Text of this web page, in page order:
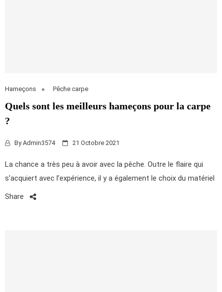
Hameçons Pêche carpe
Quels sont les meilleurs hameçons pour la carpe
?
ByAdmin3574 21 Octobre 2021
La chance a très peu à avoir avec la pêche. Outre le flaire qui
s’acquiert avec l’expérience, il y a également le choix du matériel
Share